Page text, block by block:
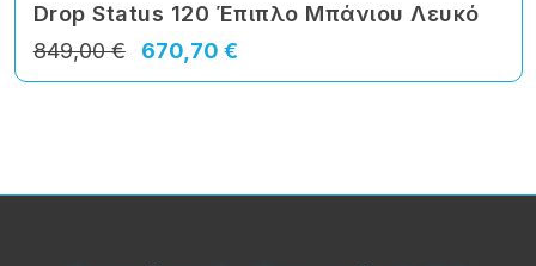
Drop Status 120 Έπιπλο Μπάνιου Λευκό
670,70 €
849,00 €